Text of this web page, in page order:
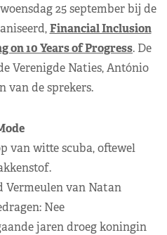
25 september bij de
Financial Inclusion
on 10 Years of Progress. De
Verenigde Naties, António
van de sprekers.
van witte scuba, oftewel
Vermeulen van Natan
Nee
jaren droeg koningin